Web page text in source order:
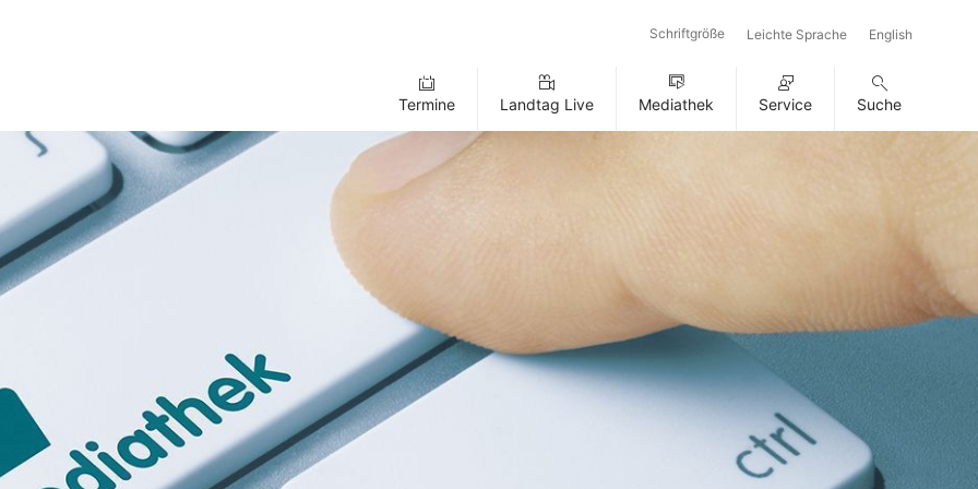
Schriftgröße Leichte Sprache English
Termine Landtag Live Mediathek Service Suche